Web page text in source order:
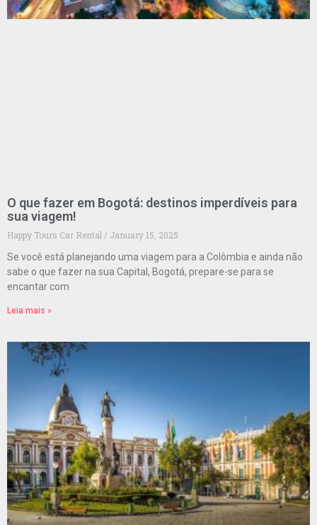
O que fazer em Bogotá: destinos imperdíveis para
sua viagem!
Happy Tours Car Rental
January 15, 2025
Se você está planejando uma viagem para a Colômbia e ainda não
sabe o que fazer na sua Capital, Bogotá, prepare-se para se
encantar com
Leia mais »